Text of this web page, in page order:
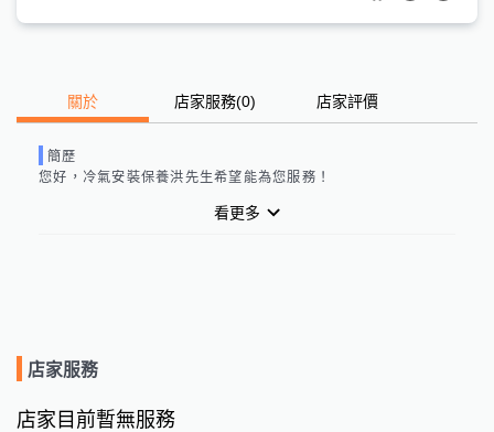
關於 店家服務(0) 店家評價
簡歷
您好， 冷氣安裝保養洪先生希望能為您服務！
看更多
店家服務
店家目前暫無服務